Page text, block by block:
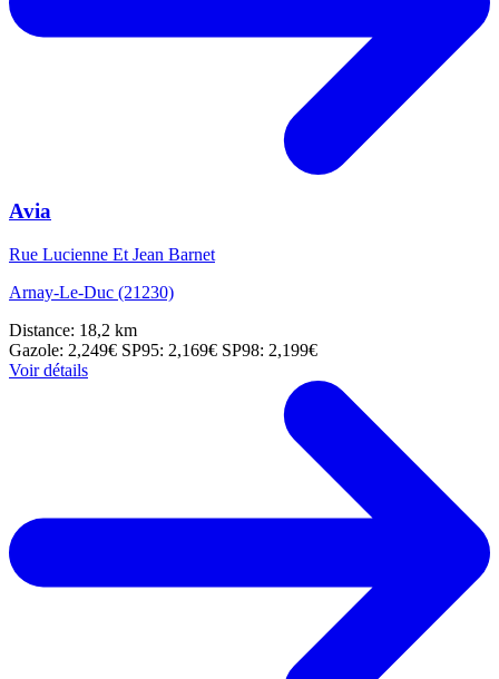
Avia
Rue Lucienne Et Jean Barnet
Arnay-Le-Duc (21230)
Distance: 18,2 km
Gazole: 2,249€ SP95: 2,169€ SP98: 2,199€
Voir détails